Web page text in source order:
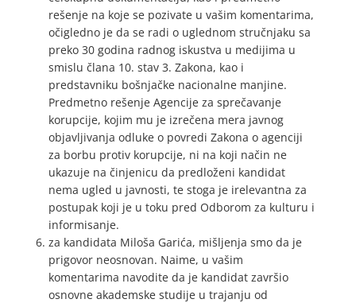
rešenje na koje se pozivate u vašim komentarima,
očigledno je da se radi o uglednom stručnjaku sa
preko 30 godina radnog iskustva u medijima u
smislu člana 10. stav 3. Zakona, kao i
predstavniku bošnjačke nacionalne manjine.
Predmetno rešenje Agencije za sprečavanje
korupcije, kojim mu je izrečena mera javnog
objavljivanja odluke o povredi Zakona o agenciji
za borbu protiv korupcije, ni na koji način ne
ukazuje na činjenicu da predloženi kandidat
nema ugled u javnosti, te stoga je irelevantna za
postupak koji je u toku pred Odborom za kulturu i
informisanje.
za kandidata Miloša Garića, mišljenja smo da je
prigovor neosnovan. Naime, u vašim
komentarima navodite da je kandidat završio
osnovne akademske studije u trajanju od